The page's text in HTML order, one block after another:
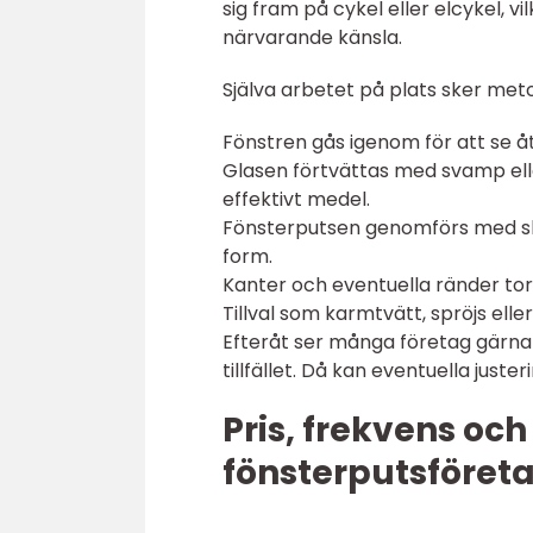
sig fram på cykel eller elcykel,
närvarande känsla.
Själva arbetet på plats sker
Fönstren gås igenom för att se
Glasen förtvättas med svamp
effektivt medel.
Fönsterputsen genomförs med
form.
Kanter och eventuella ränder
Tillval som karmtvätt, spröjs
Efteråt ser många företag
tillfället. Då kan eventuella
Pris, frekvens